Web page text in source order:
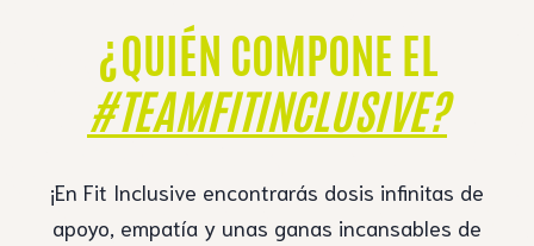
¿QUIÉN COMPONE EL
#TEAMFITINCLUSIVE?
¡En Fit Inclusive encontrarás dosis infinitas de
apoyo, empatía y unas ganas incansables de